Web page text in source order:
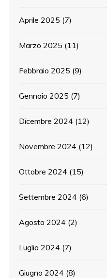
Aprile 2025 (7)
Marzo 2025 (11)
Febbraio 2025 (9)
Gennaio 2025 (7)
Dicembre 2024 (12)
Novembre 2024 (12)
Ottobre 2024 (15)
Settembre 2024 (6)
Agosto 2024 (2)
Luglio 2024 (7)
Giugno 2024 (8)